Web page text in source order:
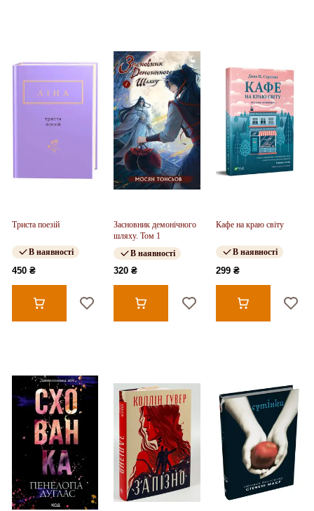
Триста поезій
В наявності
450 ₴
Засновник демонічного
шляху. Том 1
В наявності
320 ₴
Кафе на краю світу
В наявності
299 ₴